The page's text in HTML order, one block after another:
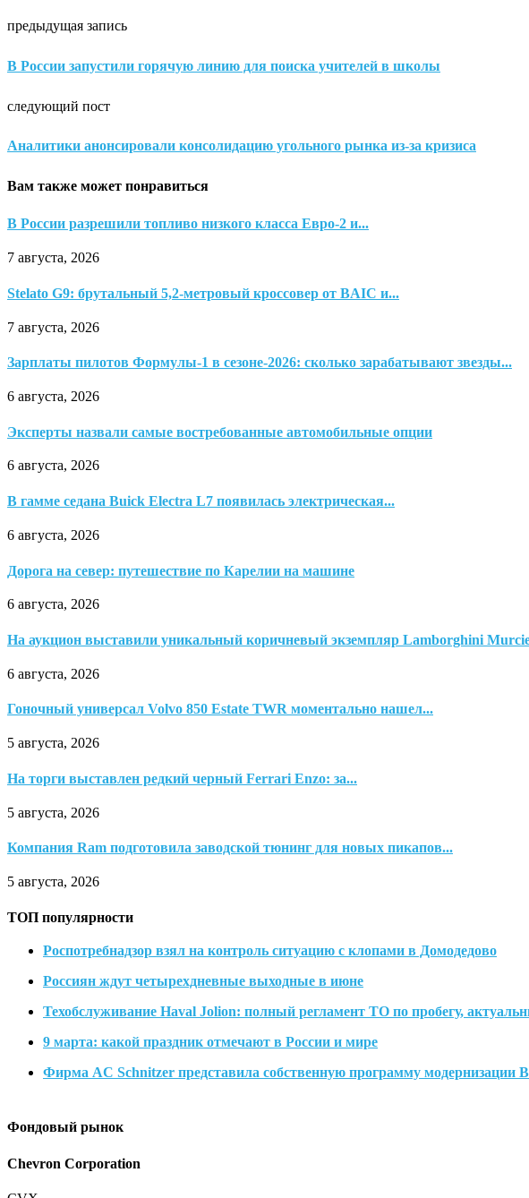
предыдущая запись
В России запустили горячую линию для поиска учителей в школы
следующий пост
Аналитики анонсировали консолидацию угольного рынка из-за кризиса
Вам также может понравиться
В России разрешили топливо низкого класса Евро-2 и...
7 августа, 2026
Stelato G9: брутальный 5,2-метровый кроссовер от BAIC и...
7 августа, 2026
Зарплаты пилотов Формулы-1 в сезоне-2026: сколько зарабатывают звезды...
6 августа, 2026
Эксперты назвали самые востребованные автомобильные опции
6 августа, 2026
В гамме седана Buick Electra L7 появилась электрическая...
6 августа, 2026
Дорога на север: путешествие по Карелии на машине
6 августа, 2026
На аукцион выставили уникальный коричневый экземпляр Lamborghini
6 августа, 2026
Гоночный универсал Volvo 850 Estate TWR моментально нашел...
5 августа, 2026
На торги выставлен редкий черный Ferrari Enzo: за...
5 августа, 2026
Компания Ram подготовила заводской тюнинг для новых пикапов...
5 августа, 2026
ТОП популярности
Роспотребнадзор взял на контроль ситуацию с клопами в Домодедово
Россиян ждут четырехдневные выходные в июне
Техобслуживание Haval Jolion: полный регламент ТО по пробегу,
9 марта: какой праздник отмечают в России и мире
Фирма AC Schnitzer представила собственную программу модернизации
Фондовый рынок
Chevron Corporation